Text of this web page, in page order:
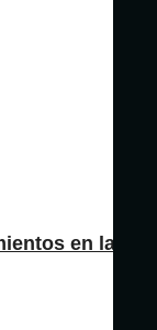
en la